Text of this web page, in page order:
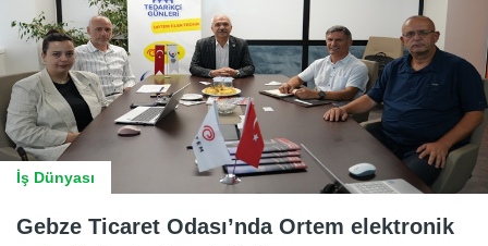
İş Dünyası
Gebze Ticaret Odası’nda Ortem elektronik